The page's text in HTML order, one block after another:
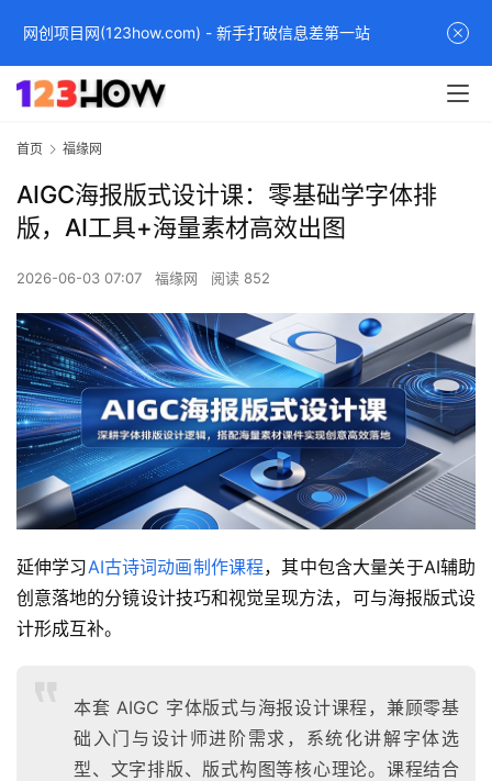
首页 福缘网
AIGC海报版式设计课：零基础学字体排
版，AI工具+海量素材高效出图
2026-06-03 07:07 福缘网 阅读 852
延伸学习AI古诗词动画制作课程，其中包含大量关于AI辅助
创意落地的分镜设计技巧和视觉呈现方法，可与海报版式设
计形成互补。
本套 AIGC 字体版式与海报设计课程，兼顾零基
础入门与设计师进阶需求，系统化讲解字体选
型、文字排版、版式构图等核心理论。课程结合
网创项目网(123how.com) - 新手打破信息差第一站